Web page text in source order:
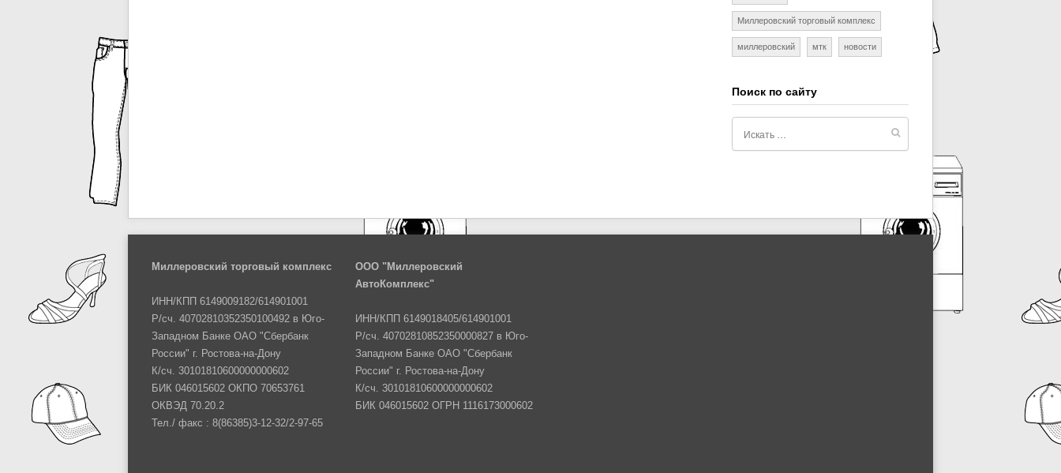
Миллеровский торговый комплекс
миллеровский мтк новости
Поиск по сайту
Миллеровский торговый комплекс
ИНН/КПП 6149009182/614901001
Р/сч. 40702810352350100492 в Юго-
Западном Банке ОАО "Сбербанк
России" г. Ростова-на-Дону
К/сч. 30101810600000000602
БИК 046015602 ОКПО 70653761
ОКВЭД 70.20.2
Тел./ факс : 8(86385)3-12-32/2-97-65
ООО "Миллеровский
АвтоКомплекс"
ИНН/КПП 6149018405/614901001
Р/сч. 40702810852350000827 в Юго-
Западном Банке ОАО "Сбербанк
России" г. Ростова-на-Дону
К/сч. 30101810600000000602
БИК 046015602 ОГРН 1116173000602